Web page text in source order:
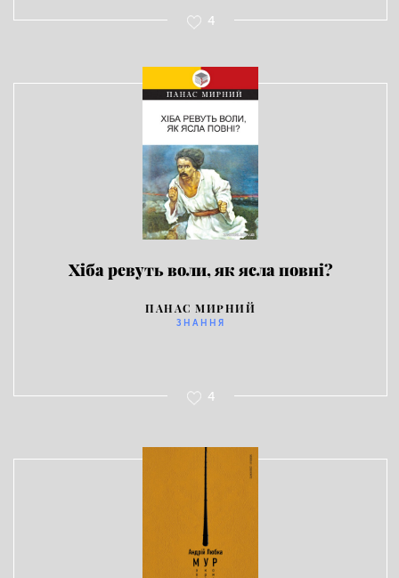
4
Хіба ревуть воли, як ясла повні?
ПАНАС МИРНИЙ
ЗНАННЯ
4